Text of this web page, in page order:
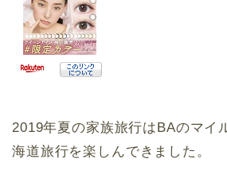
2019年夏の家族旅行はBAのマイ
海道旅行を楽しんできました。